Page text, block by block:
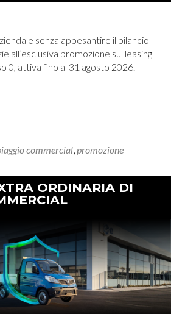
senza appesantire il bilancio
all’esclusiva promozione sul leasing
0, attiva fino al 31 agosto 2026.
commercial,promozione
ORDINARIA DI